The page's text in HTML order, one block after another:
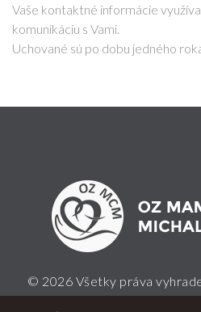
Vaše kontaktné informácie
komunikáciu s Vami.
Uchované sú po dobu jedného
© 2026 Všetky práva